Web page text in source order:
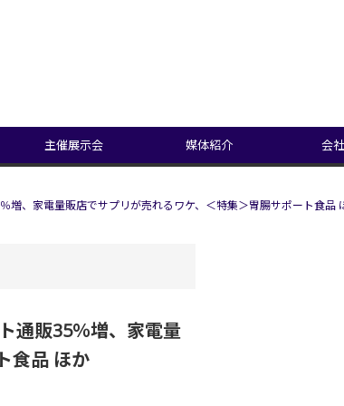
主催展示会 媒体紹介 会
、家電量販店でサプリが売れるワケ、＜特集＞胃腸サポート食品
通販35％増、家電量
食品 ほか